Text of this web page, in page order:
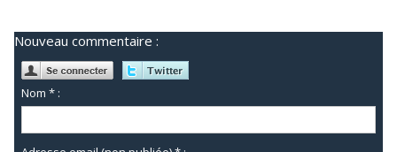
Nouveau commentaire :
Nom * :